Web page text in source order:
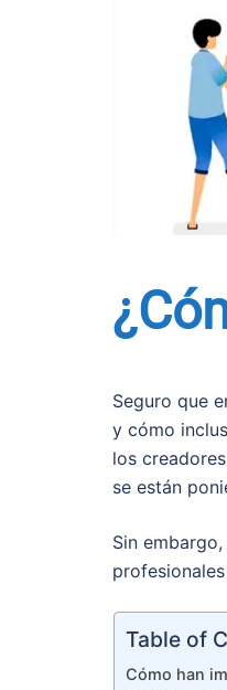
Seguro que
y cómo
los
se están
Sin
Table of
Cómo han